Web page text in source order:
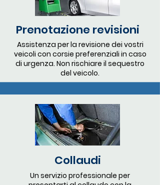
Prenotazione revisioni
Assistenza per la revisione dei vostri
veicoli con corsie preferenziali in caso
di urgenza. Non rischiare il sequestro
del veicolo.
Collaudi
Un servizio professionale per